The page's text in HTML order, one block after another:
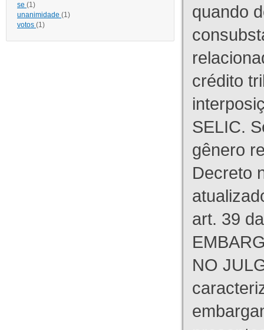
se (1)
unanimidade (1)
votos (1)
quando
crédito
SELIC.
gênero
Decreto
art. 39
NO